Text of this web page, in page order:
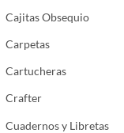
Cajitas Obsequio
Carpetas
Cartucheras
Crafter
Cuadernos y Libretas